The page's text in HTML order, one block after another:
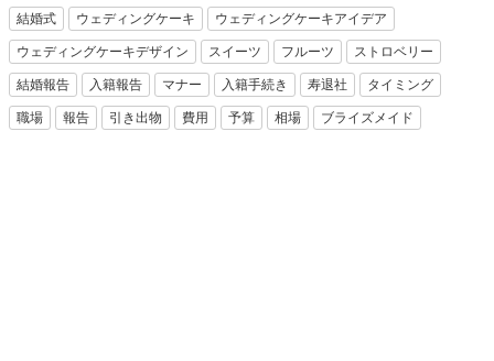
結婚式 ウェディングケーキ ウェディングケーキアイデア
ウェディングケーキデザイン スイーツ フルーツ ストロベリー
結婚報告 入籍報告 マナー 入籍手続き 寿退社 タイミング
職場 報告 引き出物 費用 予算 相場 ブライズメイド